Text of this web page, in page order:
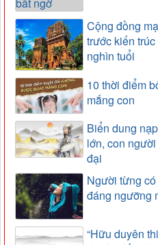
Cộng đồng
trước kiến
nghìn tuổi
10 thời điểm
mắng con
Biển dung
lớn, con
đại
Người từng
đáng ngưỡng
“Hữu duyên